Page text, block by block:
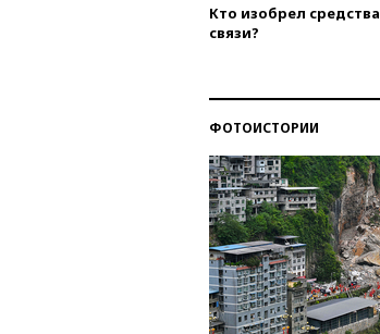
Кто изобрел средства
связи?
ФОТОИСТОРИИ